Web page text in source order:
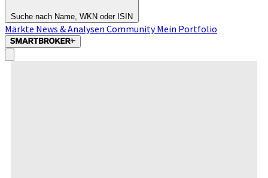
Suche nach Name, WKN oder ISIN
Märkte News & Analysen CommunityMein Portfolio